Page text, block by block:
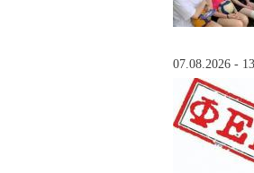
07.08.2026 -